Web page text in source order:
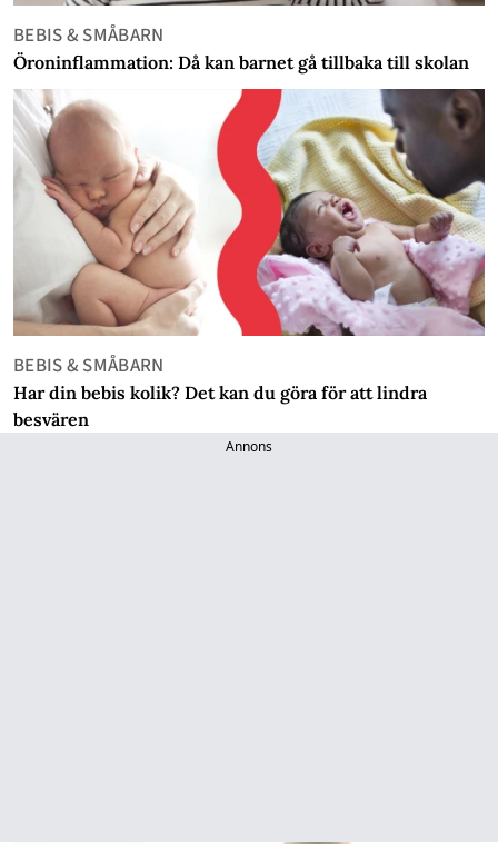
BEBIS & SMÅBARN
Öroninflammation: Då kan barnet gå tillbaka till skolan
BEBIS & SMÅBARN
Har din bebis kolik? Det kan du göra för att lindra
besvären
Annons